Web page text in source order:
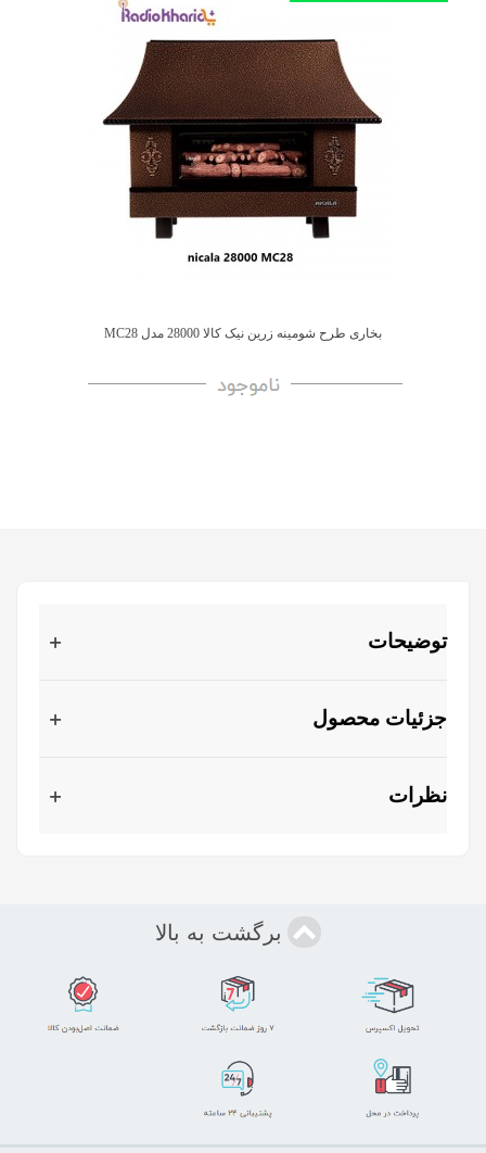
بخاری طرح شومینه زرین نیک کالا 28000 مدل MC28
توضیحات
جزئیات محصول
نظرات
برگشت به بالا